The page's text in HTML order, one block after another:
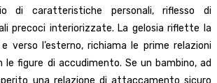
di caratteristiche personali, riflesso di
precoci interiorizzate. La gelosia riflette la
verso l’esterno, richiama le prime relazioni
le figure di accudimento. Se un bambino, ad
una relazione di attaccamento sicuro